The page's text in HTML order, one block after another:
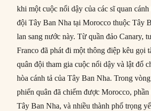
khi một cuộc nổi dậy của các sĩ quan
đội Tây Ban Nha tại Morocco thuộc Tây
lan sang nước này. Từ quần đảo Canary,
Franco đã phát đi một thông điệp kêu gọi
quân đội tham gia cuộc nổi dậy và lật đổ
hòa cánh tả của Tây Ban Nha. Trong
phiến quân đã chiếm được Morocco,
Tây Ban Nha, và nhiều thành phố trọng